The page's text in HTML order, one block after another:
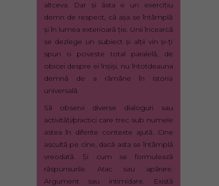
altceva. Dar şi ăsta e un exerciţiu
demn de respect, că aşa se întâmplă
şi în lumea exterioară ţie. Unii încearcă
se dezlege un subiect şi alţii vin şi-ţi
spun o poveste total paralelă, de
obicei despre ei înşişi, nu întotdeauna
demnă de a rămâne în istoria
universală.
Să observi diverse dialoguri sau
activităţi/practici care trec sub numele
astea în diferite contexte ajută. Cine
ascultă pe cine, dacă asta se întâmplă
vreodată. Şi cum se formulează
răspunsurile. Atac sau apărare.
Argument sau intimidare. Există